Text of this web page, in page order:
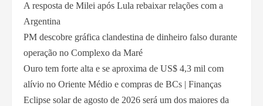
A resposta de Milei após Lula rebaixar relações com a
Argentina
PM descobre gráfica clandestina de dinheiro falso durante
operação no Complexo da Maré
Ouro tem forte alta e se aproxima de US$ 4,3 mil com
alívio no Oriente Médio e compras de BCs | Finanças
Eclipse solar de agosto de 2026 será um dos maiores da